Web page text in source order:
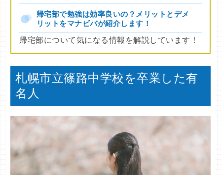
帰宅部で勉強は効率良いの？メリットとデメ
リットをマナビバが紹介します！
帰宅部について気になる情報を解説しています！
札幌市立篠路中学校を卒業した有
名人